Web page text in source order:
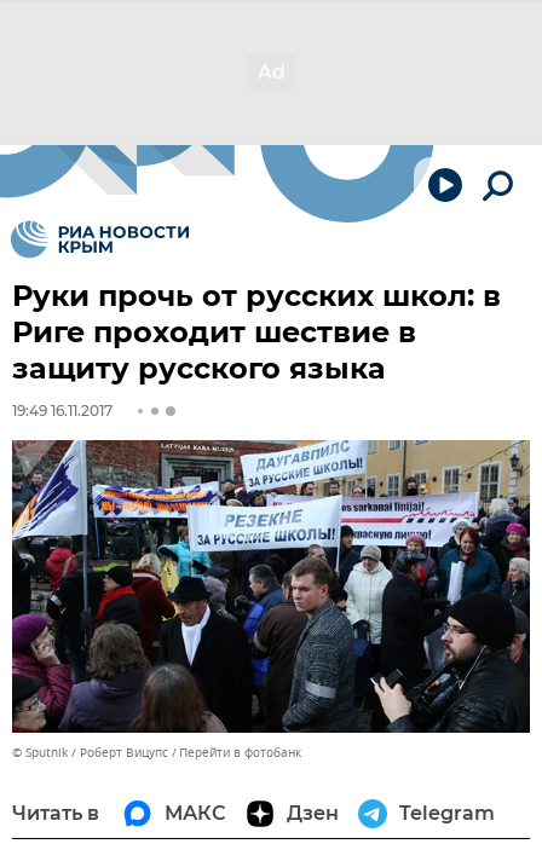
Руки прочь от русских школ: в
Риге проходит шествие в
защиту русского языка
19:49 16.11.2017
© Sputnik / Роберт Вицупс Перейти в фотобанк
Читать в МАКС Дзен Telegram